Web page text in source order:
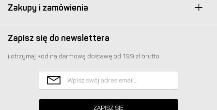
Zakupy i zamówienia
Zapisz się do newslettera
i otrzymaj kod na darmową dostawę od 199 zł brutto
ZAPISZ SIĘ